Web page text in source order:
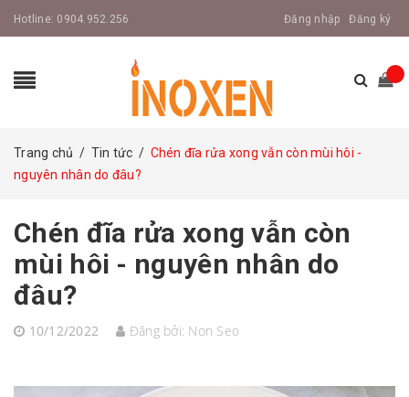
Hotline: 0904.952.256 Đăng nhập Đăng ký
Trang chủ / Tin tức / Chén đĩa rửa xong vẫn còn mùi hôi -
nguyên nhân do đâu?
Chén đĩa rửa xong vẫn còn
mùi hôi - nguyên nhân do
đâu?
10/12/2022 Đăng bởi: Non Seo